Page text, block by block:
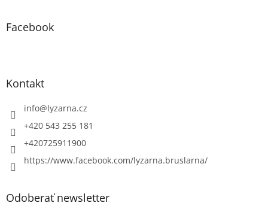
Facebook
Kontakt
info@lyzarna.cz
+420 543 255 181
+420725911900
https://www.facebook.com/lyzarna.bruslarna/
Odoberať newsletter